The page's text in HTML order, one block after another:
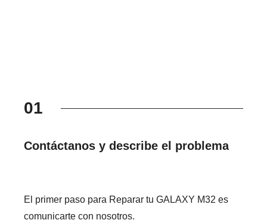
01
Contáctanos y describe el problema
El primer paso para Reparar tu GALAXY M32 es
comunicarte con nosotros.